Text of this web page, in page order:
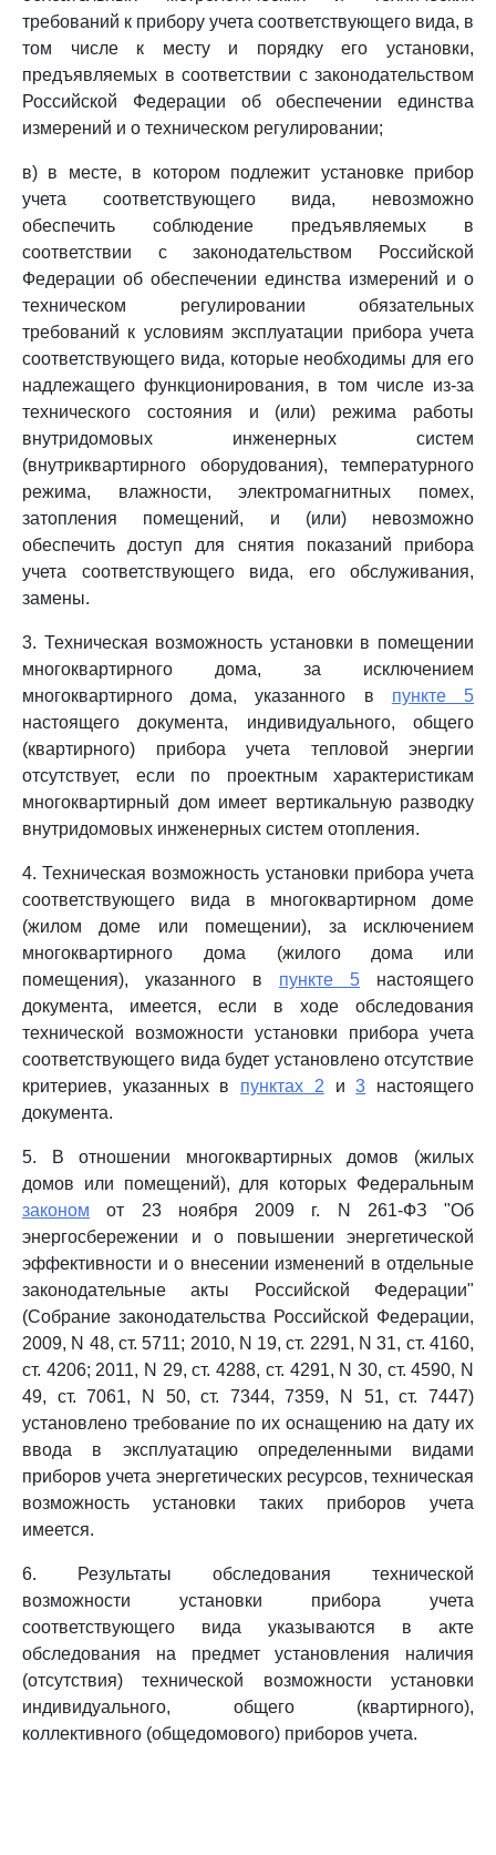
требований к прибору учета соответствующего вида, в
том числе к месту и порядку его установки,
предъявляемых в соответствии с законодательством
Российской Федерации об обеспечении единства
измерений и о техническом регулировании;
в) в месте, в котором подлежит установке прибор
учета соответствующего вида, невозможно
обеспечить соблюдение предъявляемых в
соответствии с законодательством Российской
Федерации об обеспечении единства измерений и о
техническом регулировании обязательных
требований к условиям эксплуатации прибора учета
соответствующего вида, которые необходимы для его
надлежащего функционирования, в том числе из-за
технического состояния и (или) режима работы
внутридомовых инженерных систем
(внутриквартирного оборудования), температурного
режима, влажности, электромагнитных помех,
затопления помещений, и (или) невозможно
обеспечить доступ для снятия показаний прибора
учета соответствующего вида, его обслуживания,
замены.
3. Техническая возможность установки в помещении
многоквартирного дома, за исключением
многоквартирного дома, указанного в пункте 5
настоящего документа, индивидуального, общего
(квартирного) прибора учета тепловой энергии
отсутствует, если по проектным характеристикам
многоквартирный дом имеет вертикальную разводку
внутридомовых инженерных систем отопления.
4. Техническая возможность установки прибора учета
соответствующего вида в многоквартирном доме
(жилом доме или помещении), за исключением
многоквартирного дома (жилого дома или
помещения), указанного в пункте 5 настоящего
документа, имеется, если в ходе обследования
технической возможности установки прибора учета
соответствующего вида будет установлено отсутствие
критериев, указанных в пунктах 2 и3 настоящего
документа.
5. В отношении многоквартирных домов (жилых
домов или помещений), для которых Федеральным
законом от 23 ноября 2009 г. N 261-ФЗ "Об
энергосбережении и о повышении энергетической
эффективности и о внесении изменений в отдельные
законодательные акты Российской Федерации"
(Собрание законодательства Российской Федерации,
2009, N 48, ст. 5711; 2010, N 19, ст. 2291, N 31, ст. 4160,
ст. 4206; 2011, N 29, ст. 4288, ст. 4291, N 30, ст. 4590, N
49, ст. 7061, N 50, ст. 7344, 7359, N 51, ст. 7447)
установлено требование по их оснащению на дату их
ввода в эксплуатацию определенными видами
приборов учета энергетических ресурсов, техническая
возможность установки таких приборов учета
имеется.
6. Результаты обследования технической
возможности установки прибора учета
соответствующего вида указываются в акте
обследования на предмет установления наличия
(отсутствия) технической возможности установки
индивидуального, общего (квартирного),
коллективного (общедомового) приборов учета.